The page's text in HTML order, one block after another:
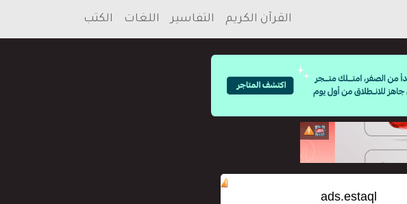
القرآن الكريم التفاسير اللغات الكتب
ads.estaql